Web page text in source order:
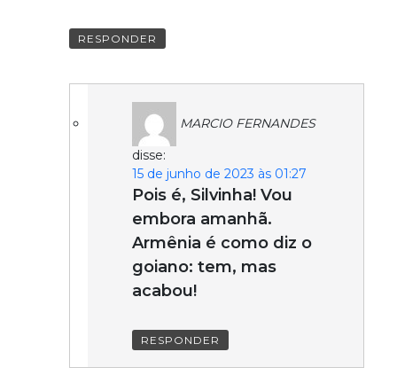
RESPONDER
MARCIO FERNANDES
disse:
15 de junho de 2023 às 01:27
Pois é, Silvinha! Vou
embora amanhã.
Armênia é como diz o
goiano: tem, mas
acabou!
RESPONDER